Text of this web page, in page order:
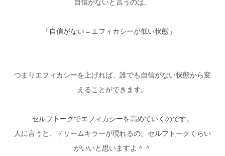
自信がないと言うのは、
「自信がない＝エフィカシーが低い状態」
つまりエフィカシーを上げれば、誰でも自信がない状態から変
えることができます。
セルフトークでエフィカシーを高めていくのです。
人に言うと、ドリームキラーが現れるの、セルフトークくらい
がいいと思いますよ＾＾